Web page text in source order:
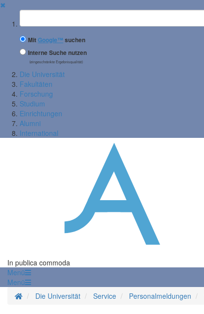
✖
Suchbegriff
MitGoogle™ suchen
Interne Suche nutzen
(eingeschränkte Ergebnisqualität)
Die Universität
Fakultäten
Forschung
Studium
Einrichtungen
Alumni
International
In publica commoda
Menü
Menü
StartseiteDie Universität Service Personalmeldungen